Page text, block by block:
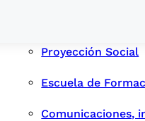
Proyección Social
Escuela de
Comunicaciones,